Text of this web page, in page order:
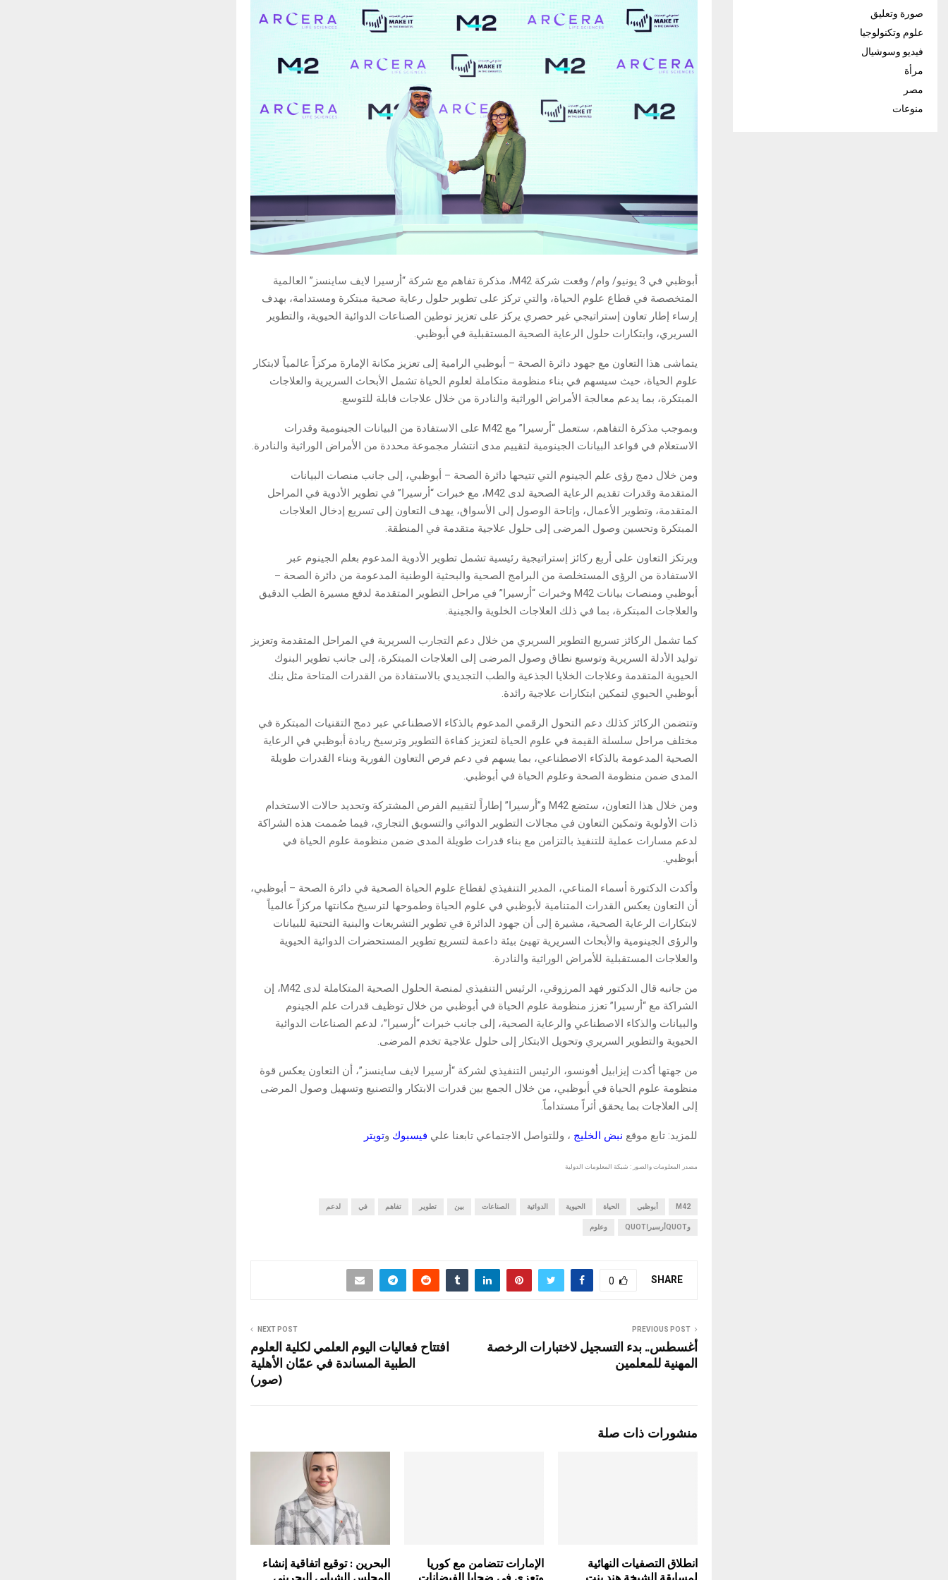
أبوظبي في 3 يونيو/ وام/ وقعت شركة M42، مذكرة تفاهم مع شركة “أرسيرا لايف ساينسز” العالمية
المتخصصة في قطاع علوم الحياة، والتي تركز على تطوير حلول رعاية صحية مبتكرة ومستدامة، بهدف
إرساء إطار تعاون إستراتيجي غير حصري يركز على تعزيز توطين الصناعات الدوائية الحيوية، والتطوير
السريري، وابتكارات حلول الرعاية الصحية المستقبلية في أبوظبي.
يتماشى هذا التعاون مع جهود دائرة الصحة – أبوظبي الرامية إلى تعزيز مكانة الإمارة مركزاً عالمياً لابتكار
علوم الحياة، حيث سيسهم في بناء منظومة متكاملة لعلوم الحياة تشمل الأبحاث السريرية والعلاجات
المبتكرة، بما يدعم معالجة الأمراض الوراثية والنادرة من خلال علاجات قابلة للتوسع.
وبموجب مذكرة التفاهم، ستعمل “أرسيرا” مع M42 على الاستفادة من البيانات الجينومية وقدرات
الاستعلام في قواعد البيانات الجينومية لتقييم مدى انتشار مجموعة محددة من الأمراض الوراثية والنادرة.
ومن خلال دمج رؤى علم الجينوم التي تتيحها دائرة الصحة – أبوظبي، إلى جانب منصات البيانات
المتقدمة وقدرات تقديم الرعاية الصحية لدى M42، مع خبرات “أرسيرا” في تطوير الأدوية في المراحل
المتقدمة، وتطوير الأعمال، وإتاحة الوصول إلى الأسواق، يهدف التعاون إلى تسريع إدخال العلاجات
المبتكرة وتحسين وصول المرضى إلى حلول علاجية متقدمة في المنطقة.
ويرتكز التعاون على أربع ركائز إستراتيجية رئيسية تشمل تطوير الأدوية المدعوم بعلم الجينوم عبر
الاستفادة من الرؤى المستخلصة من البرامج الصحية والبحثية الوطنية المدعومة من دائرة الصحة –
أبوظبي ومنصات بيانات M42 وخبرات “أرسيرا” في مراحل التطوير المتقدمة لدفع مسيرة الطب الدقيق
والعلاجات المبتكرة، بما في ذلك العلاجات الخلوية والجينية.
كما تشمل الركائز تسريع التطوير السريري من خلال دعم التجارب السريرية في المراحل المتقدمة وتعزيز
توليد الأدلة السريرية وتوسيع نطاق وصول المرضى إلى العلاجات المبتكرة، إلى جانب تطوير البنوك
الحيوية المتقدمة وعلاجات الخلايا الجذعية والطب التجديدي بالاستفادة من القدرات المتاحة مثل بنك
أبوظبي الحيوي لتمكين ابتكارات علاجية رائدة.
وتتضمن الركائز كذلك دعم التحول الرقمي المدعوم بالذكاء الاصطناعي عبر دمج التقنيات المبتكرة في
مختلف مراحل سلسلة القيمة في علوم الحياة لتعزيز كفاءة التطوير وترسيخ ريادة أبوظبي في الرعاية
الصحية المدعومة بالذكاء الاصطناعي، بما يسهم في دعم فرص التعاون الفورية وبناء القدرات طويلة
المدى ضمن منظومة الصحة وعلوم الحياة في أبوظبي.
ومن خلال هذا التعاون، ستضع M42 و”أرسيرا” إطاراً لتقييم الفرص المشتركة وتحديد حالات الاستخدام
ذات الأولوية وتمكين التعاون في مجالات التطوير الدوائي والتسويق التجاري، فيما صُممت هذه الشراكة
لدعم مسارات عملية للتنفيذ بالتزامن مع بناء قدرات طويلة المدى ضمن منظومة علوم الحياة في
أبوظبي.
وأكدت الدكتورة أسماء المناعي، المدير التنفيذي لقطاع علوم الحياة الصحية في دائرة الصحة – أبوظبي،
أن التعاون يعكس القدرات المتنامية لأبوظبي في علوم الحياة وطموحها لترسيخ مكانتها مركزاً عالمياً
لابتكارات الرعاية الصحية، مشيرة إلى أن جهود الدائرة في تطوير التشريعات والبنية التحتية للبيانات
والرؤى الجينومية والأبحاث السريرية تهيئ بيئة داعمة لتسريع تطوير المستحضرات الدوائية الحيوية
والعلاجات المستقبلية للأمراض الوراثية والنادرة.
من جانبه قال الدكتور فهد المرزوقي، الرئيس التنفيذي لمنصة الحلول الصحية المتكاملة لدى M42، إن
الشراكة مع “أرسيرا” تعزز منظومة علوم الحياة في أبوظبي من خلال توظيف قدرات علم الجينوم
والبيانات والذكاء الاصطناعي والرعاية الصحية، إلى جانب خبرات “أرسيرا”، لدعم الصناعات الدوائية
الحيوية والتطوير السريري وتحويل الابتكار إلى حلول علاجية تخدم المرضى.
من جهتها أكدت إيزابيل أفونسو، الرئيس التنفيذي لشركة “أرسيرا لايف ساينسز”، أن التعاون يعكس قوة
منظومة علوم الحياة في أبوظبي، من خلال الجمع بين قدرات الابتكار والتصنيع وتسهيل وصول المرضى
إلى العلاجات بما يحقق أثراً مستداماً.
للمزيد: تابع موقع نبض الخليج ، وللتواصل الاجتماعي تابعنا علي فيسبوك وتويتر
مصدر المعلومات والصور : شبكة المعلومات الدولية
M42 أبوظبي الحياة الحيوية الدوائية الصناعات بين تطوير تفاهم في لدعم
وQUOTأرسيراQUOT وعلوم
SHARE
0
PREVIOUS POST
أغسطس.. بدء التسجيل لاختبارات الرخصة
المهنية للمعلمين
NEXT POST
افتتاح فعاليات اليوم العلمي لكلية العلوم
الطبية المساندة في عمّان الأهلية
(صور)
منشورات ذات صلة
انطلاق التصفيات النهائية الإمارات تتضامن مع كوريا البحرين : توقيع اتفاقية إنشاء
صورة وتعليق
علوم وتكنولوجيا
فيديو وسوشيال
مرأة
مصر
منوعات